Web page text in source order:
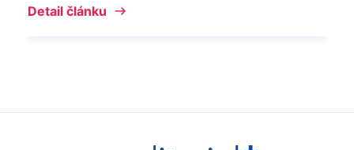
Detail článku